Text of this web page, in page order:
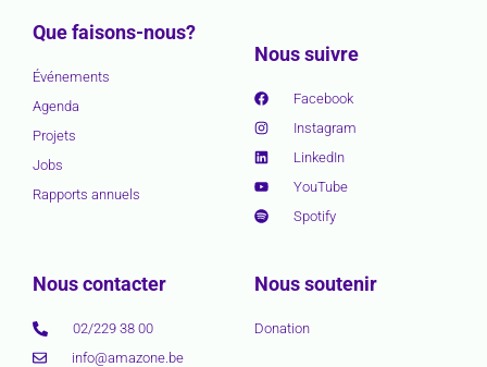
Que faisons-nous?
Événements
Agenda
Projets
Jobs
Rapports annuels
Nous suivre
Facebook
Instagram
LinkedIn
YouTube
Spotify
Nous contacter
02/229 38 00
info@amazone.be
Nous soutenir
Donation